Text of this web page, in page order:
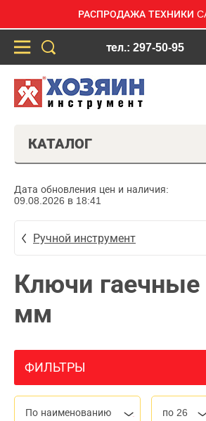
РАСПРОДАЖА ТЕХНИКИ
тел.: 297-50-95
КАТАЛОГ
Дата обновления цен и наличия:
09.08.2026 в 18:41
Ручной инструмент
Ключи гаечные
мм
ФИЛЬТРЫ
По наименованию по 26